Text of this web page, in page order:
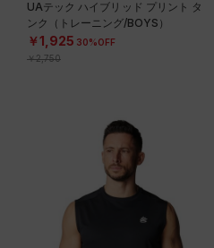
UAテック ハイブリッド プリント タ
ンク（トレーニング/BOYS）
￥1,925 30%OFF
￥2,750